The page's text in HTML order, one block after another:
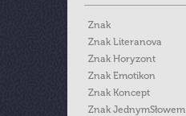
Znak
Znak Literanova
Znak Horyzont
Znak Emotikon
Znak Koncept
Znak JednymSłowem